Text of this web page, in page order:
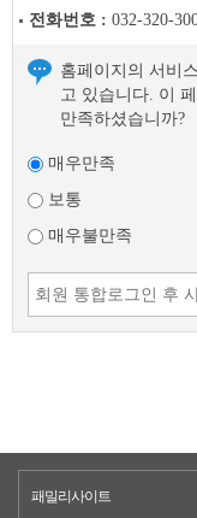
글 전화번호 : 032-320-
홈페이지의 서비
고 있습니다. 이
만족하셨습니까?
매우만족
보통
매우불만족
패밀리사이트